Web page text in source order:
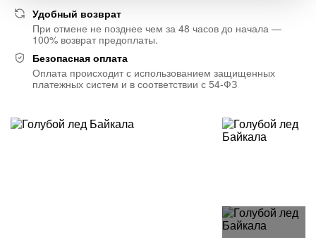
Удобный возврат
При отмене не позднее чем за 48 часов до начала —
100% возврат предоплаты.
Безопасная оплата
Оплата происходит с использованием защищенных
платежных систем и в соответствии с 54-ФЗ